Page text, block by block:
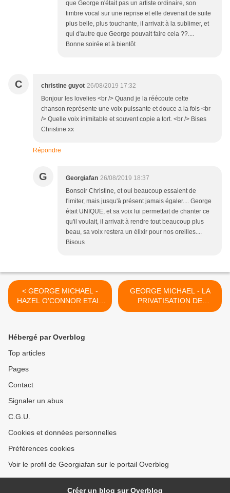
que George n'était pas un artiste ordinaire, son
timbre vocal sur une reprise et elle devenait de suite
plus belle, plus touchante, il arrivait à la sublimer, et
qui d'autre que George pouvait faire cela ??....
Bonne soirée et à bientôt
C christine guyot 26/08/2019 17:32
Bonjour les lovelies <br /> Quand je la réécoute cette
chanson représente une voix puissante et douce a la fois <br
/> Quelle voix inimitable et souvent copie a tort. <br /> Bises
Christine xx
Répondre
G Georgiafan 26/08/2019 18:37
Bonsoir Christine, et oui beaucoup essaient de
l'imiter, mais jusqu'à présent jamais égaler.... George
était UNIQUE, et sa voix lui permettait de chanter ce
qu'il voulait, il arrivait à rendre tout beaucoup plus
beau, sa voix restera un élixir pour nos oreilles....
Bisous
< GEORGE MICHAEL -
HAZEL O'CONNOR ETAIT
AMI AVEC GEORGE
GEORGE MICHAEL - LA
PRIVATISATION DE
GEORGE MICHAEL -
Hébergé par Overblog
Top articles
Pages
Contact
Signaler un abus
C.G.U.
Cookies et données personnelles
Préférences cookies
Voir le profil de Georgiafan sur le portail Overblog
Créer un blog sur Overblog